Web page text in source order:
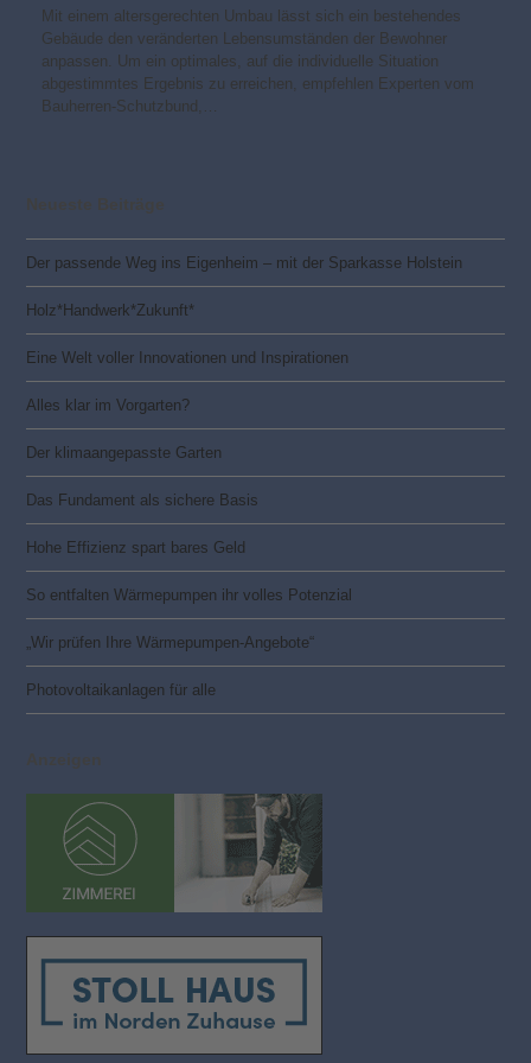
Mit einem altersgerechten Umbau lässt sich ein bestehendes
Gebäude den veränderten Lebensumständen der Bewohner
anpassen. Um ein optimales, auf die individuelle Situation
abgestimmtes Ergebnis zu erreichen, empfehlen Experten vom
Bauherren-Schutzbund,…
Der passende Weg ins Eigenheim – mit der Sparkasse Holstein
Holz*Handwerk*Zukunft*
Eine Welt voller Innovationen und Inspirationen
Alles klar im Vorgarten?
Der klimaangepasste Garten
Das Fundament als sichere Basis
Hohe Effizienz spart bares Geld
So entfalten Wärmepumpen ihr volles Potenzial
„Wir prüfen Ihre Wärmepumpen-Angebote“
Photovoltaik­­anlagen für alle